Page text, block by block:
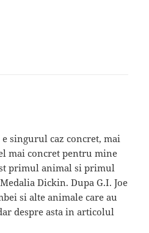
singurul caz concret, mai
mai concret pentru mine
primul animal si primul
Dickin. Dupa G.I. Joe
si alte animale care au
despre asta in articolul